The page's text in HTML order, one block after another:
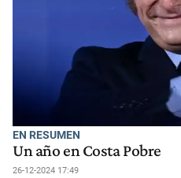
EN RESUMEN
Un año en Costa Pobre
26-12-2024 17:49